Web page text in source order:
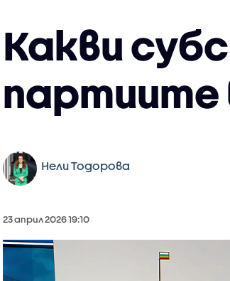
Какви
партиите
Нели Тодорова
23 април 2026 19:10